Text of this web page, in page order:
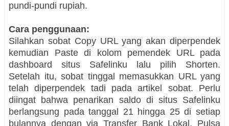
pundi-pundi rupiah.
Cara penggunaan:
Silahkan sobat Copy URL yang akan diperpendek
kemudian Paste di kolom pemendek URL pada
dashboard situs Safelinku lalu pilih Shorten.
Setelah itu, sobat tinggal memasukkan URL yang
telah diperpendek tadi pada artikel sobat. Perlu
diingat bahwa penarikan saldo di situs Safelinku
berlangsung pada tanggal 21 hingga 25 di setiap
bulannya dengan via Transfer Bank Lokal, Pulsa